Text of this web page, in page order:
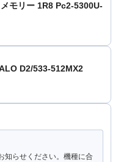
モリー 1R8 Pc2-5300U-
D2/533-512MX2
知らせください。機種に合